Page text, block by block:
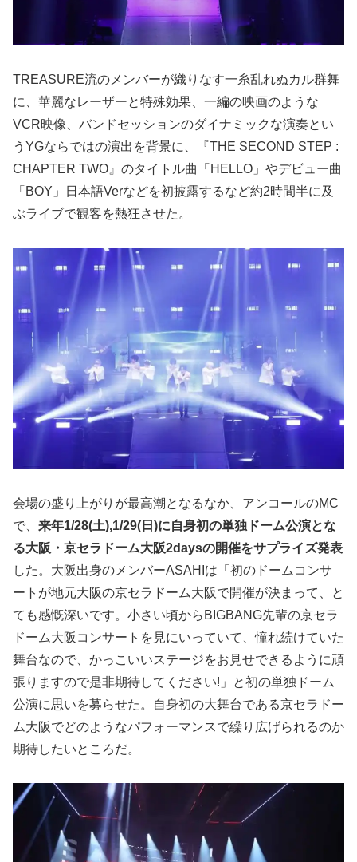
TREASURE流のメンバーが織りなす一糸乱れぬカル群舞
に、華麗なレーザーと特殊効果、一編の映画のような
VCR映像、バンドセッションのダイナミックな演奏とい
うYGならではの演出を背景に、『THE SECOND STEP :
CHAPTER TWO』のタイトル曲「HELLO」やデビュー曲
「BOY」日本語Verなどを初披露するなど約2時間半に及
ぶライブで観客を熱狂させた。
会場の盛り上がりが最高潮となるなか、アンコールのMC
で、 来年1/28(土),1/29(日)に自身初の単独ドーム公演とな
る大阪・京セラドーム大阪2daysの開催をサプライズ発表
した。大阪出身のメンバーASAHIは「初のドームコンサ
ートが地元大阪の京セラドーム大阪で開催が決まって、と
ても感慨深いです。小さい頃からBIGBANG先輩の京セラ
ドーム大阪コンサートを見にいっていて、憧れ続けていた
舞台なので、かっこいいステージをお見せできるように頑
張りますので是非期待してください!」と初の単独ドーム
公演に思いを募らせた。自身初の大舞台である京セラドー
ム大阪でどのようなパフォーマンスで繰り広げられるのか
期待したいところだ。